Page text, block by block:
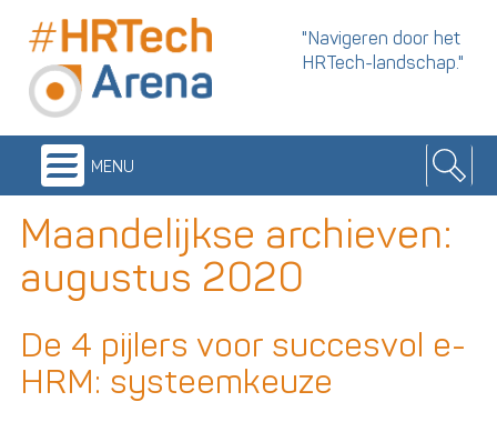
"Navigeren door het
HRTech-landschap."
menu
Maandelijkse archieven:
augustus 2020
De 4 pijlers voor succesvol e-
HRM: systeemkeuze